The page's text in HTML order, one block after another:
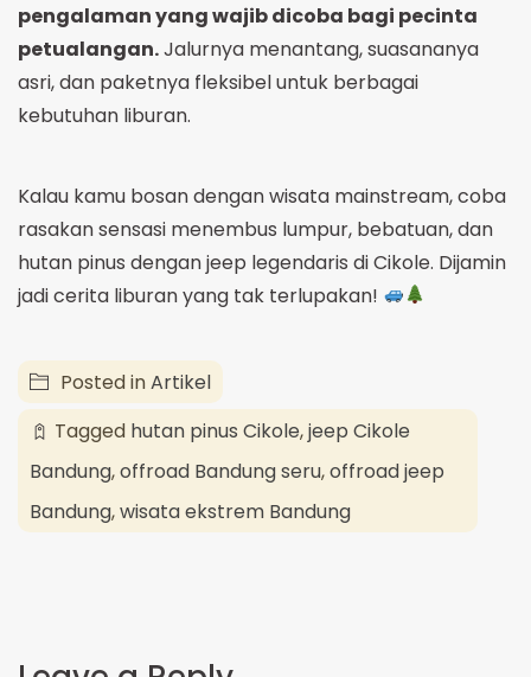
pengalaman yang wajib dicoba bagi pecinta
petualangan.Jalurnya menantang, suasananya
asri, dan paketnya fleksibel untuk berbagai
kebutuhan liburan.
Kalau kamu bosan dengan wisata mainstream, coba
rasakan sensasi menembus lumpur, bebatuan, dan
hutan pinus dengan jeep legendaris di Cikole. Dijamin
jadi cerita liburan yang tak terlupakan!
Posted inArtikel
Tagged hutan pinus Cikole,jeep Cikole
Bandung,offroad Bandung seru,offroad jeep
Bandung,wisata ekstrem Bandung